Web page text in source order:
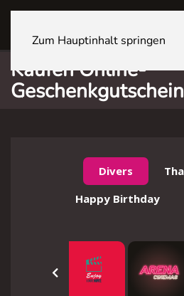
Zum Hauptinhalt springen
Kaufen Online-
Geschenkgutschein